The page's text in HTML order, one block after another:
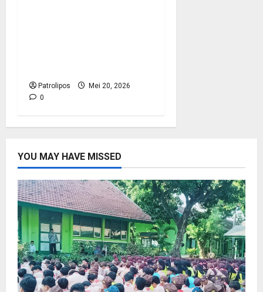
Patrolipos
Mei 20, 2026
0
YOU MAY HAVE MISSED